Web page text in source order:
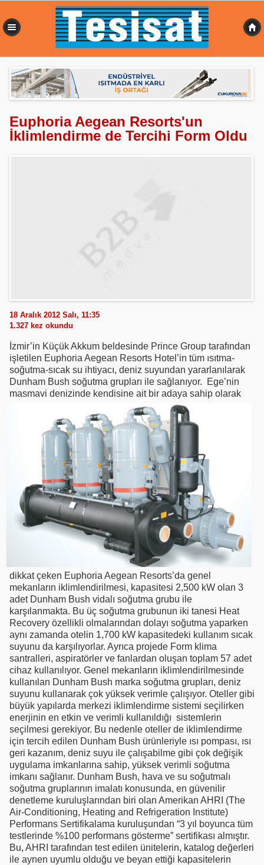
Euphoria Aegean Resorts'un
İklimlendirme de Tercihi Form Oldu
18 Aralık 2012 Salı, 11:35
1.327 kez okundu
İzmir’in Küçük Akkum beldesinde Prince Group tarafından
işletilen Euphoria Aegean Resorts Hotel’in tüm ısıtma-
soğutma-sıcak su ihtiyacı, deniz suyundan yararlanılarak
Dunham Bush soğutma grupları ile sağlanıyor. Ege’nin
masmavi denizinde kendisine ait bir adaya sahip olarak
dikkat çeken Euphoria Aegean Resorts’da genel
mekanların iklimlendirilmesi, kapasitesi 2,500 kW olan 3
adet Dunham Bush vidalı soğutma grubu ile
karşılanmakta. Bu üç soğutma grubunun iki tanesi Heat
Recovery özellikli olmalarından dolayı soğutma yaparken
aynı zamanda otelin 1,700 kW kapasitedeki kullanım sıcak
suyunu da karşılıyorlar. Ayrıca projede Form klima
santralleri, aspiratörler ve fanlardan oluşan toplam 57 adet
cihaz kullanılıyor. Genel mekanların iklimlendirilmesinde
kullanılan Dunham Bush marka soğutma grupları, deniz
suyunu kullanarak çok yüksek verimle çalışıyor. Oteller gibi
büyük yapılarda merkezi iklimlendirme sistemi seçilirken
enerjinin en etkin ve verimli kullanıldığı sistemlerin
seçilmesi gerekiyor. Bu nedenle oteller de iklimlendirme
için tercih edilen Dunham Bush ürünleriyle ısı pompası, ısı
geri kazanım, deniz suyu ile çalışabilme gibi çok değişik
uygulama imkanlarına sahip, yüksek verimli soğutma
imkanı sağlanır. Dunham Bush, hava ve su soğutmalı
soğutma gruplarının imalatı konusunda, en güvenilir
denetleme kuruluşlarından biri olan Amerikan AHRI (The
Air-Conditioning, Heating and Refrigeration Institute)
Performans Sertifikalama kuruluşundan “3 yıl boyunca tüm
testlerinde %100 performans gösterme” sertifikası almıştır.
Bu, AHRI tarafından test edilen ünitelerin, katalog değerleri
ile aynen uyumlu olduğu ve beyan ettiği kapasitelerin
0,434 sn